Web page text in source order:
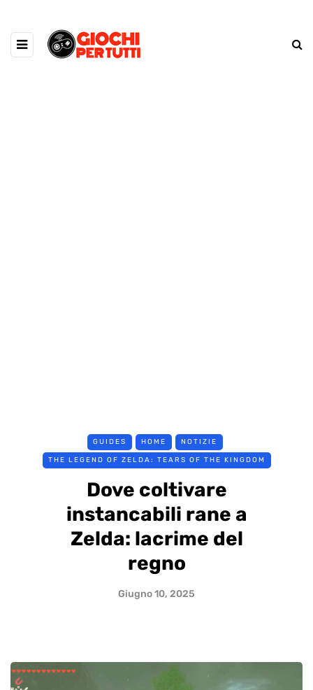
GUIDES HOME NOTIZIE
THE LEGEND OF ZELDA: TEARS OF THE KINGDOM
Dove coltivare
instancabili rane a
Zelda: lacrime del
regno
Giugno 10, 2025